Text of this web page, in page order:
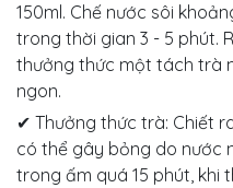
150ml. Chế nước sôi
trong thời gian 3 - 5 phút.
thưởng thức một tách trà
ngon.
✔ Thưởng thức trà: Chiết
có thể gây bỏng do nước
trong ấm quá 15 phút, khi